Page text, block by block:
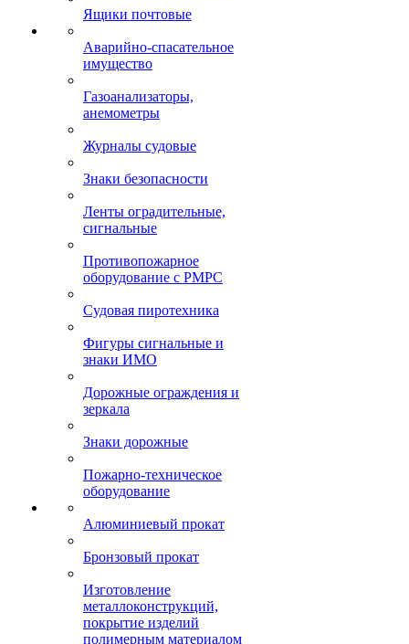
Ящики почтовые
Аварийно-спасательное
имущество
Газоанализаторы,
анемометры
Журналы судовые
Знаки безопасности
Ленты оградительные,
сигнальные
Противопожарное
оборудование с РМРС
Судовая пиротехника
Фигуры сигнальные и
знаки ИМО
Дорожные ограждения и
зеркала
Знаки дорожные
Пожарно-техническое
оборудование
Алюминиевый прокат
Бронзовый прокат
Изготовление
металлоконструкций,
покрытие изделий
полимерным материалом